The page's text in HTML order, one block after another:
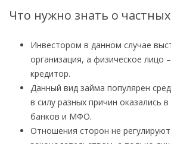
Что нужно знать о частных
Инвестором в данном случае
организация, а физическое лицо
кредитор.
Данный вид займа популярен
в силу разных причин оказались
банков и МФО.
Отношения сторон не